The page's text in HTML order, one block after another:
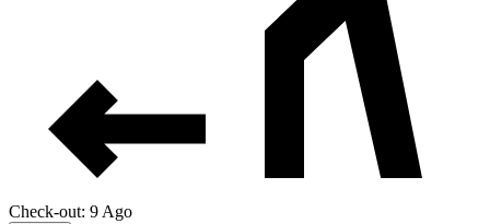
Check-out: 9 Ago